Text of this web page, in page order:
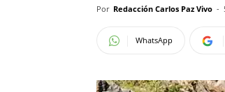
Por Redacción Carlos Paz Vivo -
WhatsApp